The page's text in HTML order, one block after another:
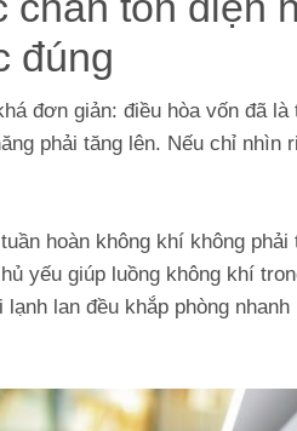
đúng
đơn giản: điều hòa vốn đã
phải tăng lên. Nếu chỉ nhìn
hoàn không khí không
yếu giúp luồng không khí
lan đều khắp phòng